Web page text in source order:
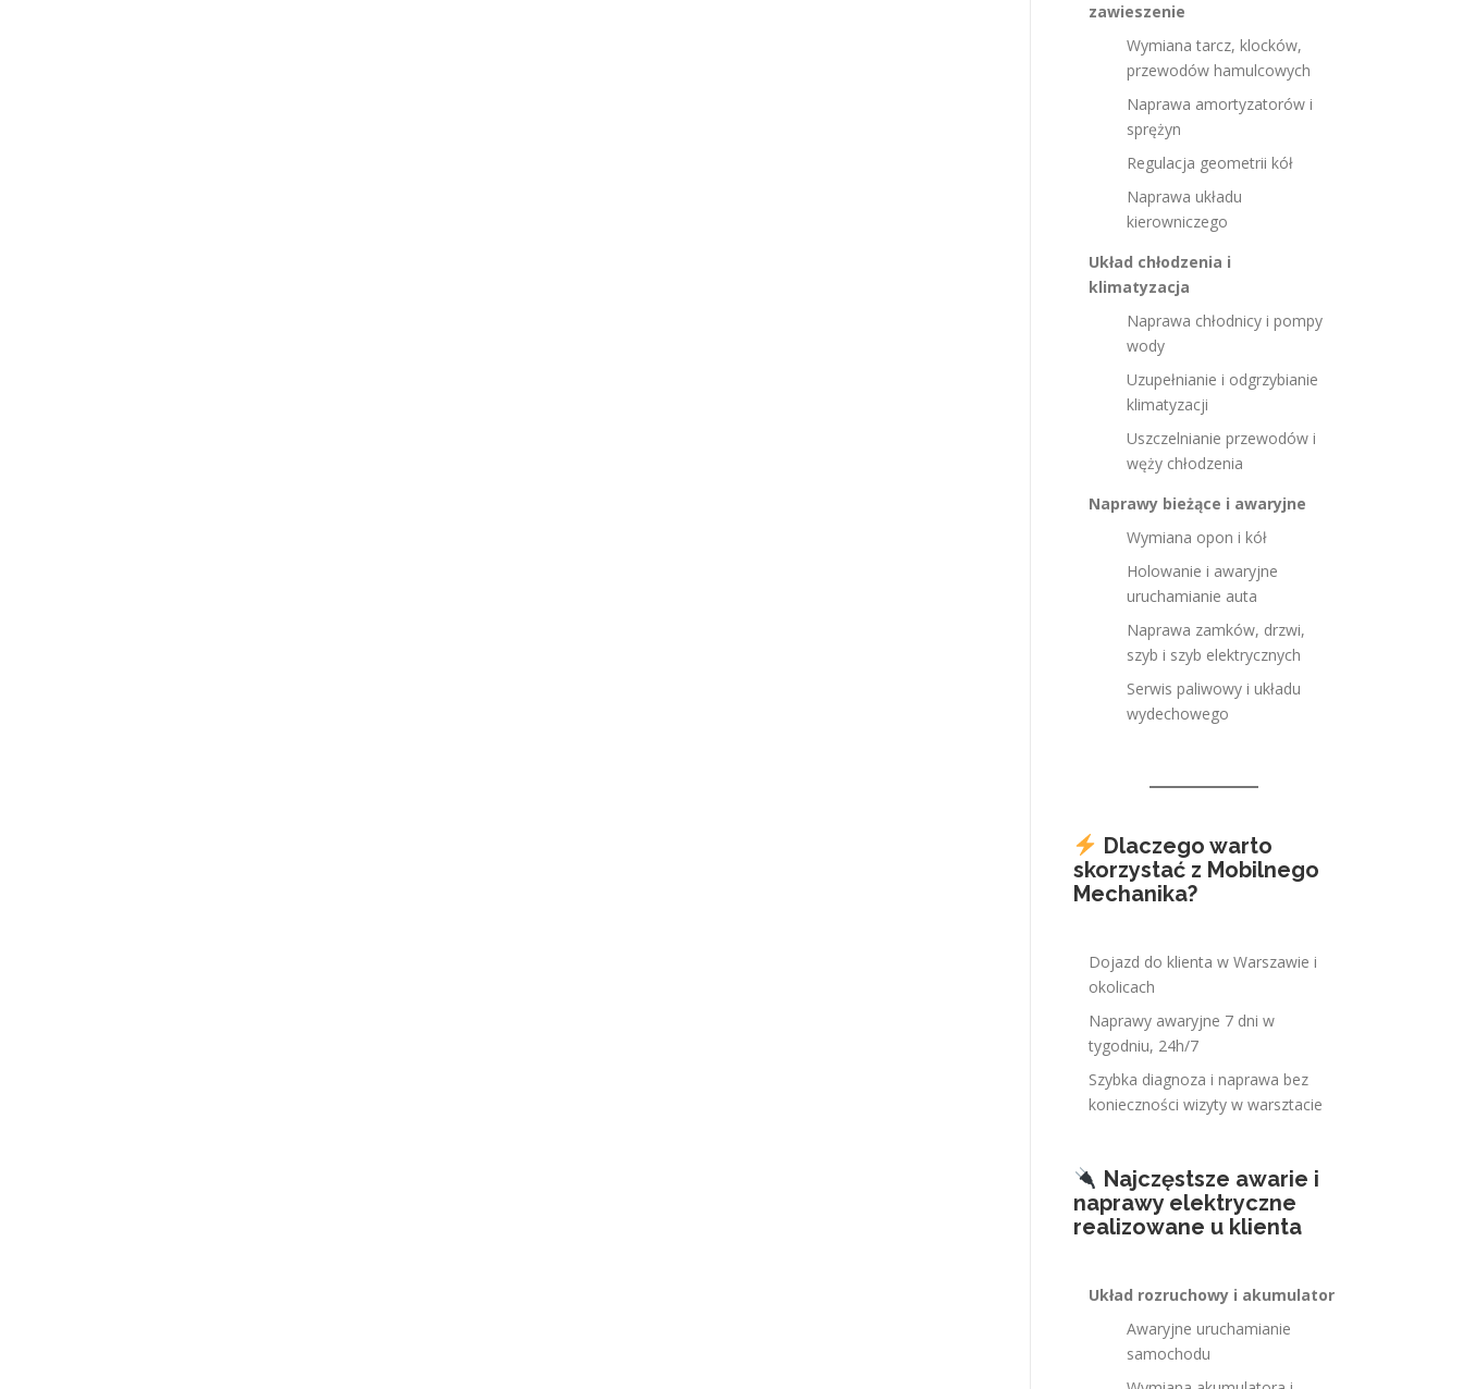
zawieszenie
Wymiana tarcz, klocków,
przewodów hamulcowych
Naprawa amortyzatorów i
sprężyn
Regulacja geometrii kół
Naprawa układu
kierowniczego
Układ chłodzenia i
klimatyzacja
Naprawa chłodnicy i pompy
wody
Uzupełnianie i odgrzybianie
klimatyzacji
Uszczelnianie przewodów i
węży chłodzenia
Naprawy bieżące i awaryjne
Wymiana opon i kół
Holowanie i awaryjne
uruchamianie auta
Naprawa zamków, drzwi,
szyb i szyb elektrycznych
Serwis paliwowy i układu
wydechowego
Dlaczego warto
skorzystać z Mobilnego
Mechanika?
Dojazd do klienta w Warszawie i
okolicach
Naprawy awaryjne 7 dni w
tygodniu, 24h/7
Szybka diagnoza i naprawa bez
konieczności wizyty w warsztacie
Najczęstsze awarie i
naprawy elektryczne
realizowane u klienta
Układ rozruchowy i akumulator
Awaryjne uruchamianie
samochodu